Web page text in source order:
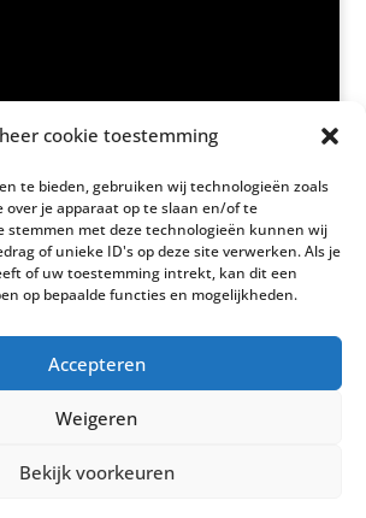
cookie toestemming
te bieden, gebruiken wij technologieën zoals
over je apparaat op te slaan en/of te
stemmen met deze technologieën kunnen wij
of unieke ID's op deze site verwerken. Als je
of uw toestemming intrekt, kan dit een
op bepaalde functies en mogelijkheden.
Accepteren
Weigeren
Bekijk voorkeuren